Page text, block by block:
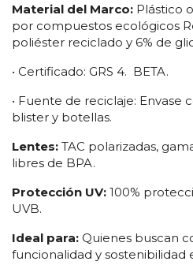
Material del Marco: Plástico
por compuestos ecológicos
poliéster reciclado y 6% de
• Certificado: GRS 4. BETA.
• Fuente de reciclaje: Envase
blister y botellas.
Lentes: TAC polarizadas,
libres de BPA.
Protección UV: 100%
UVB.
Ideal para: Quienes buscan
funcionalidad y sostenibilidad